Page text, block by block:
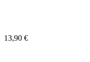
13,90 €